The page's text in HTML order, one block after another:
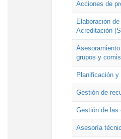
Acciones de
Elaboración
Acreditación
grupos y
Planificación
Gestión de
Gestión de las
Asesoría